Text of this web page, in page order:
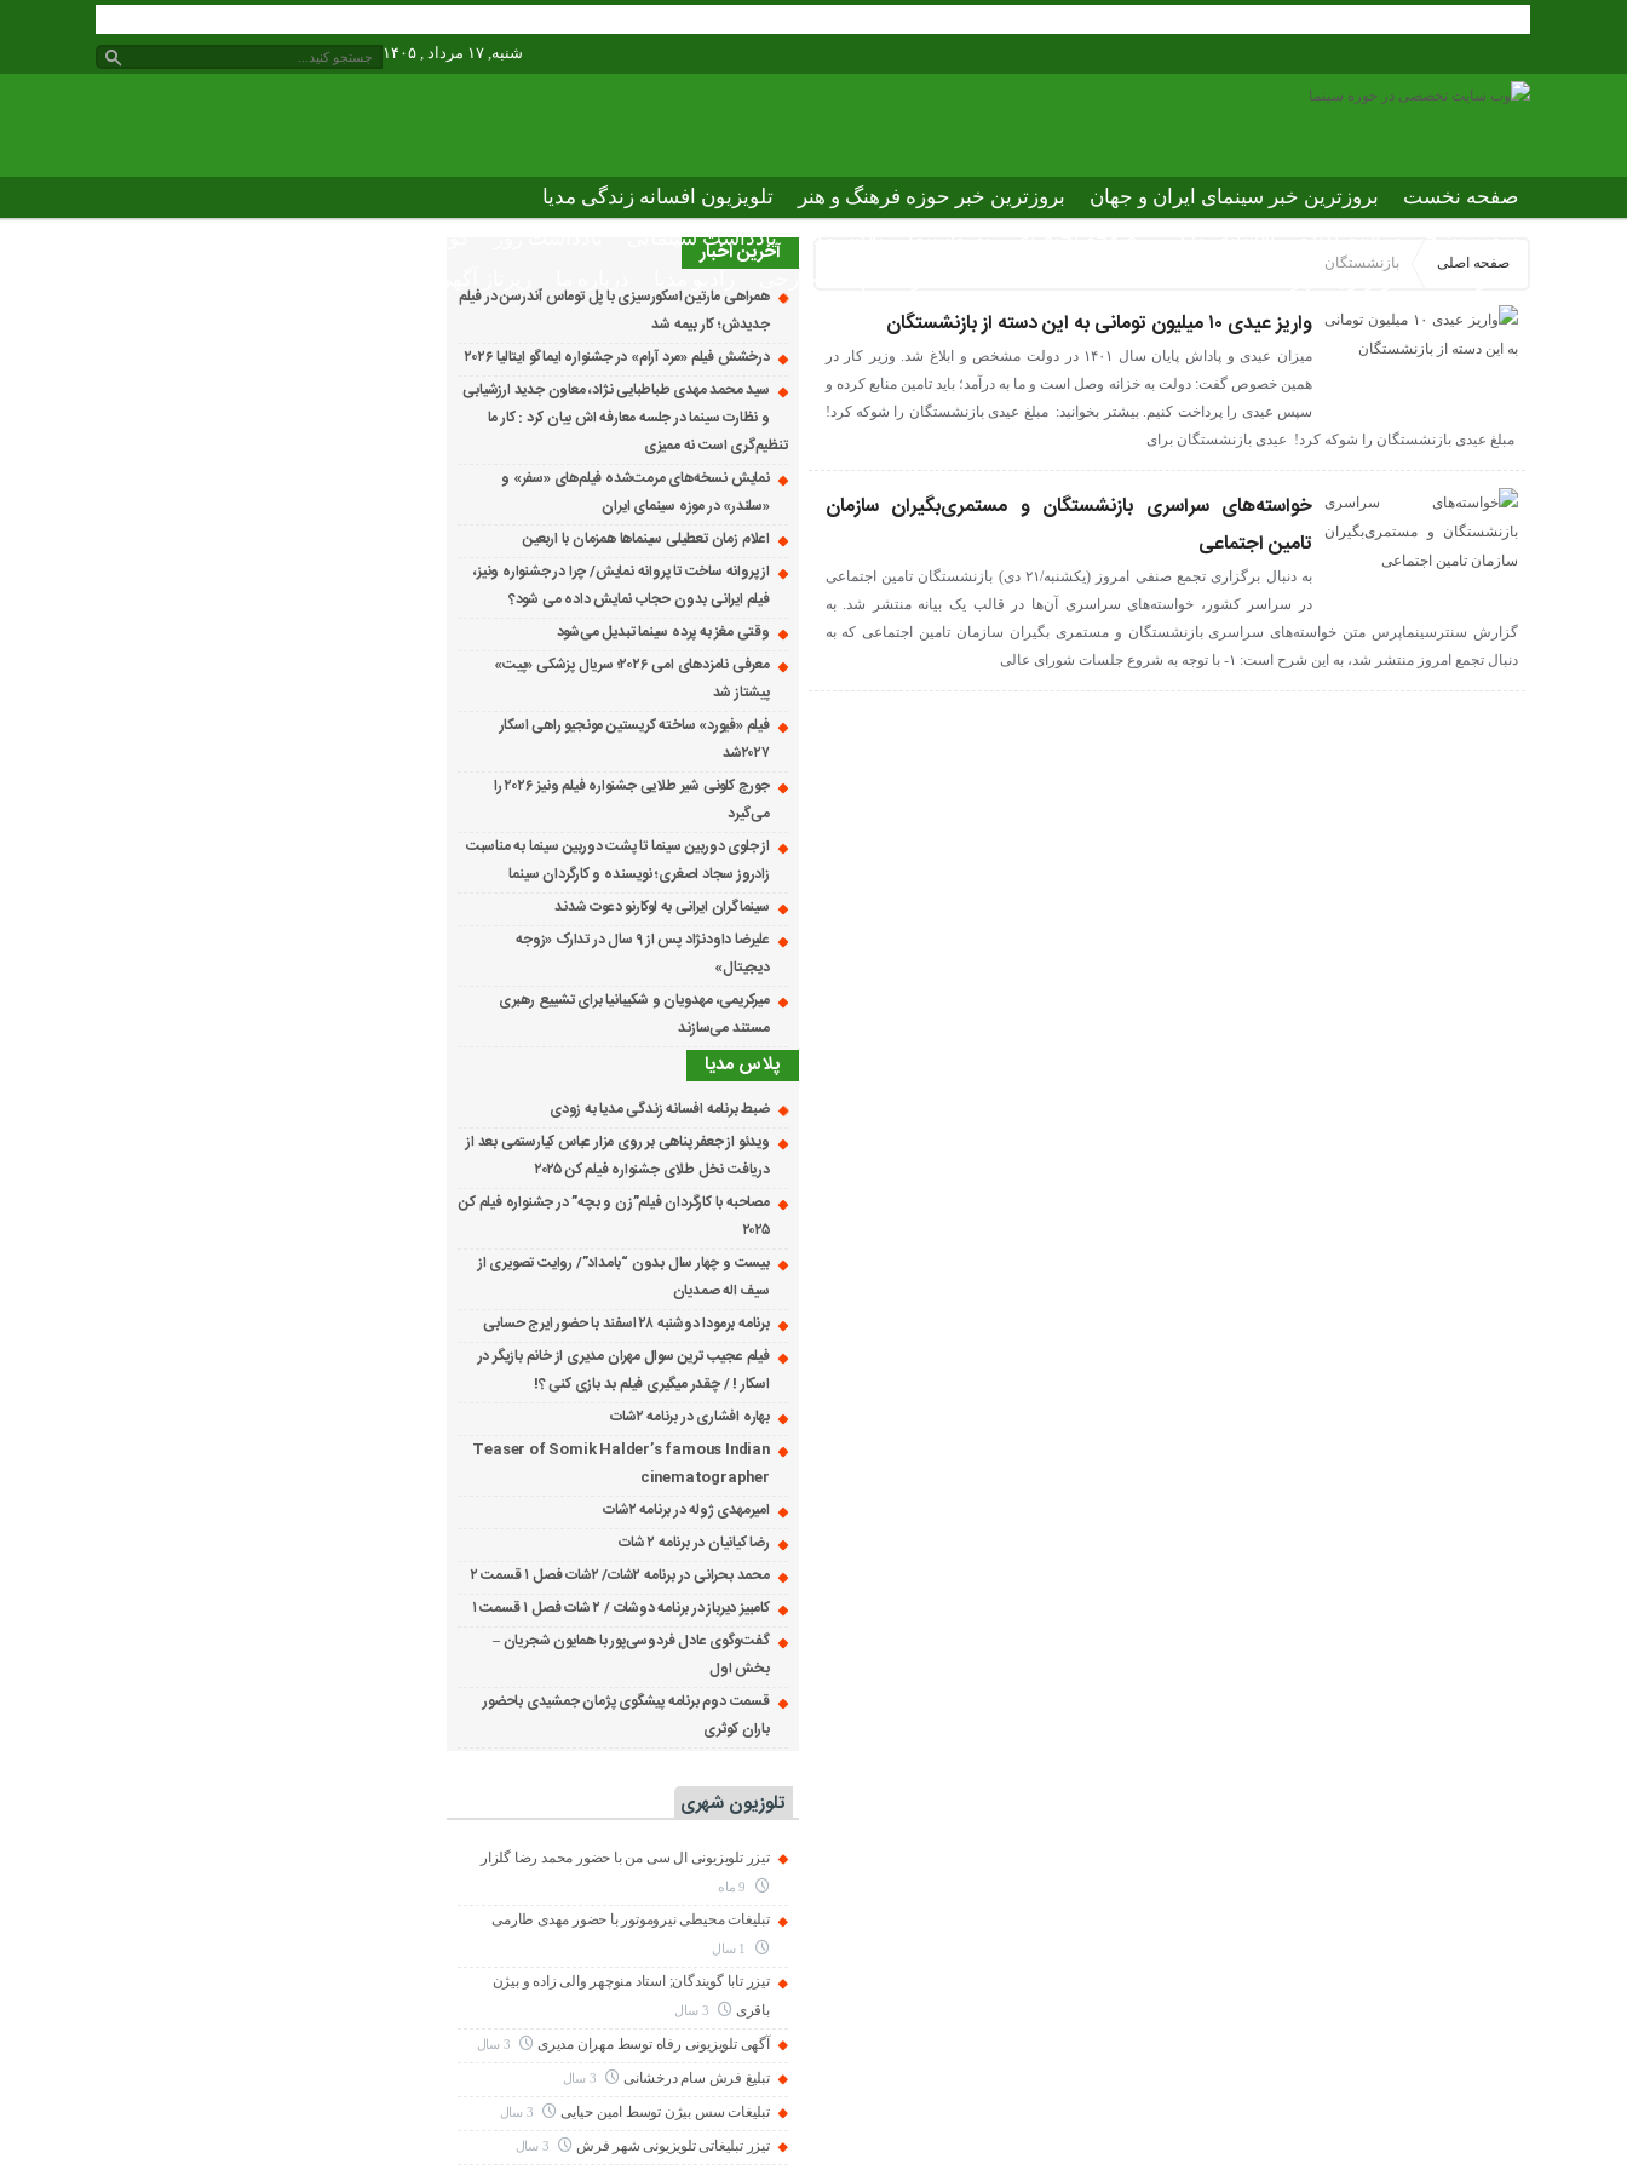
شنبه, ۱۷ مرداد , ۱۴۰۵
صفحه نخست بروزترین خبر سینمای ایران و جهان بروزترین خبر حوزه فرهنگ و هنر
تلویزیون افسانه زندگی مدیا
یادداشت سینمایی
تلویزیون شهری
صفحه اصلی بازنشستگان
واریز عیدی ۱۰ میلیون تومانی به این دسته از بازنشستگان
میزان عیدی و پاداش پایان سال ۱۴۰۱ در دولت مشخص و ابلاغ شد. وزیر کار در
همین خصوص گفت: دولت به خزانه وصل است و ما به درآمد؛ باید تامین منابع کرده و
سپس عیدی را پرداخت کنیم. بیشتر بخوانید: مبلغ عیدی بازنشستگان را شوکه کرد!
مبلغ عیدی بازنشستگان را شوکه کرد! عیدی بازنشستگان برای
خواسته‌های سراسری بازنشستگان و مستمری‌بگیران سازمان
تامین اجتماعی
به دنبال برگزاری تجمع صنفی امروز (یکشنبه/۲۱ دی) بازنشستگان تامین اجتماعی
در سراسر کشور، خواسته‌های سراسری آن‌ها در قالب یک بیانه منتشر شد. به
گزارش سنترسینماپرس متن خواسته‌های سراسری بازنشستگان و مستمری بگیران سازمان تامین اجتماعی که به
دنبال تجمع امروز منتشر شد، به این شرح است: ۱- با توجه به شروع جلسات شورای عالی
آخرین اخبار
همراهی مارتین اسکورسیزی با پل توماس ٱندرسن در فیلم
جدیدش؛ کار بیمه شد
درخشش فیلم «مرد آرام» در جشنواره ایماگو ایتالیا ۲۰۲۶
سید محمد مهدی طباطبایی نژاد، معاون جدید ارزشیابی
و نظارت سینما در جلسه معارفه اش بیان کرد : کار ما
تنظیم‌گری است نه ممیزی
نمایش نسخه‌های مرمت‌شده فیلم‌های «سفر» و
«سلندر» در موزه سینمای ایران
اعلام زمان تعطیلی سینماها همزمان با اربعین
از پروانه ساخت تا پروانه نمایش/ چرا در جشنواره ونیز،
فیلم ایرانی بدون حجاب نمایش داده می شود؟
وقتی مغز به پرده سینما تبدیل می‌شود
معرفی نامزدهای امی ۲۰۲۶؛ سریال پزشکی «پیت»
پیشتاز شد
فیلم «فیورد» ساخته کریستین مونجیو راهی اسکار
۲۰۲۷شد
جورج کلونی شیر طلایی جشنواره فیلم ونیز ۲۰۲۶ را
می‌گیرد
از جلوی دوربین سینما تا پشت دوربین سینما به مناسبت
زادروز سجاد اصغری؛ نویسنده و کارگردان سینما
سینماگران ایرانی به لوکارنو دعوت شدند
علیرضا داودنژاد پس از ۹ سال در تدارک «زوجه
دیجیتال»
میرکریمی، مهدویان و شکیبانیا برای تشییع رهبری
مستند می‌سازند
پلاس مدیا
ضبط برنامه افسانه زندگی مدیا به زودی
ویدئو از جعفر پناهی بر روی مزار عباس کیارستمی بعد از
دریافت نخل طلای جشنواره فیلم کن ۲۰۲۵
مصاحبه با کارگردان فیلم”زن و بچه” در جشنواره فیلم کن
۲۰۲۵
بیست و چهار سال بدون “بامداد”/ روایت تصویری از
سیف اله صمدیان
برنامه برمودا دوشنبه ۲۸ اسفند با حضور ایرج حسابی
فیلم عجیب ترین سوال مهران مدیری از خانم بازیگر در
اسکار ! / چقدر میگیری فیلم بد بازی کنی ؟!
بهاره افشاری در برنامه ۲شات
Teaser of Somik Halder’s famous Indian
cinematographer
امیرمهدی ژوله در برنامه ۲شات
رضا کیانیان در برنامه ۲ شات
محمد بحرانی در برنامه ۲شات/ ۲شات فصل ۱ قسمت ۲
کامبیز دیرباز در برنامه دوشات / ۲ شات فصل ۱ قسمت ۱
گفت‌وگوی عادل فردوسی‌پور با همایون شجریان –
بخش اول
قسمت دوم برنامه پیشگوی پژمان جمشیدی باحضور
باران کوثری
تلوزیون شهری
تیزر تلویزیونی ال سی من با حضور محمد رضا گلزار
تبلیغات محیطی نیروموتور با حضور مهدی طارمی
تیزر تابا گویندگان; استاد منوچهر والی زاده و بیژن
باقری
آگهی تلویزیونی رفاه توسط مهران مدیری
تبلیغ فرش سام درخشانی
تبلیغات سس بیژن توسط امین حیایی
تیزر تبلیغاتی تلویزیونی شهر فرش